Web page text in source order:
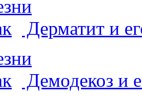
Дерматит и
Демодекоз и